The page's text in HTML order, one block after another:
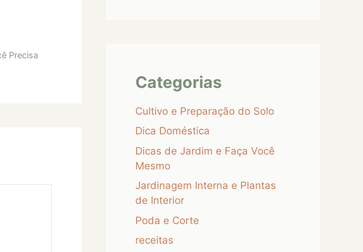
Precisa
Categorias
Cultivo e Preparação do Solo
Dica Doméstica
Dicas de Jardim e Faça Você
Mesmo
Jardinagem Interna e Plantas
de Interior
Poda e Corte
receitas